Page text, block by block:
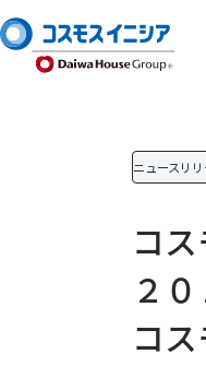
ニュースリリ
コ
２
コ